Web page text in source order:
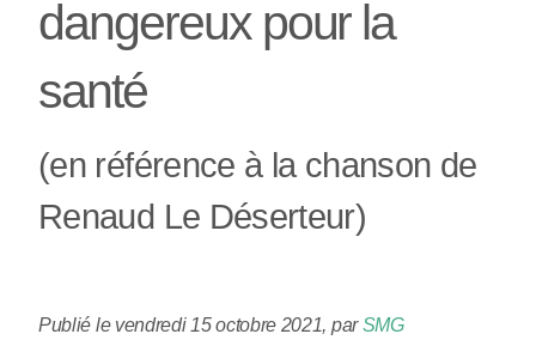
dangereux pour la
santé
(en référence à la chanson de
Renaud Le Déserteur)
Publié le vendredi 15 octobre 2021, parSMG